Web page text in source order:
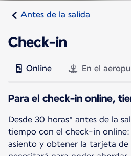
Antes de la salida
Check-in
Online En el
Para el check-in online,
Desde 30 horas* antes de la
tiempo con el check-in online:
asiento y obtener la tarjeta de